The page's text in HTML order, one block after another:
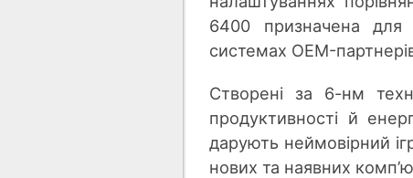
6400 призначена для
системах OEM-
Створені за 6-нм
продуктивності й
дарують неймовірний
нових та наявних